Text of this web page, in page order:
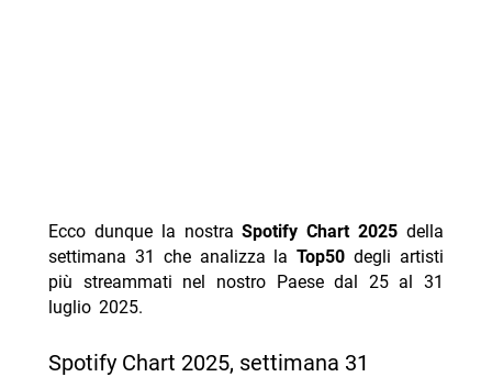
Ecco dunque la nostraSpotify Chart 2025 della
settimana 31 che analizza laTop50 degli artisti
più streammati nel nostro Paese dal 25 al 31
luglio 2025.
Spotify Chart 2025, settimana 31